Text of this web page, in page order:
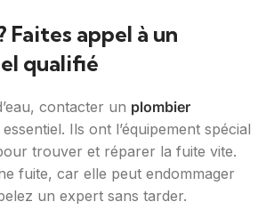
Faites appel à un
qualifié
contacter un plombier
Ils ont l’équipement spécial
trouver et réparer la fuite vite.
fuite, car elle peut endommager
un expert sans tarder.